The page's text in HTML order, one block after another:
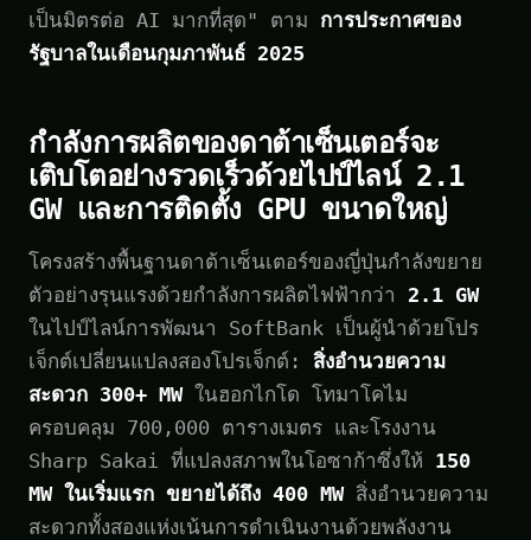
เป็นมิตรต่อ AI มากที่สุด" ตาม การประกาศของ
รัฐบาลในเดือนกุมภาพันธ์ 2025
กำลังการผลิตของดาต้าเซ็นเตอร์จะ
เติบโตอย่างรวดเร็วด้วยไปป์ไลน์ 2.1
GW และการติดตั้ง GPU ขนาดใหญ่
โครงสร้างพื้นฐานดาต้าเซ็นเตอร์ของญี่ปุ่นกำลังขยาย
ตัวอย่างรุนแรงด้วยกำลังการผลิตไฟฟ้ากว่า 2.1 GW
ในไปป์ไลน์การพัฒนา SoftBank เป็นผู้นำด้วยโปร
เจ็กต์เปลี่ยนแปลงสองโปรเจ็กต์: สิ่งอำนวยความ
สะดวก 300+ MWในฮอกไกโด โทมาโคไม
ครอบคลุม 700,000 ตารางเมตร และโรงงาน
Sharp Sakai ที่แปลงสภาพในโอซาก้าซึ่งให้ 150
MW ในเริ่มแรก ขยายได้ถึง 400 MWสิ่งอำนวยความ
สะดวกทั้งสองแห่งเน้นการดำเนินงานด้วยพลังงาน